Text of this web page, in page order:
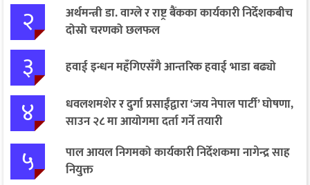
२
अर्थमन्त्री डा. वाग्ले र राष्ट्र बैंकका कार्यकारी निर्देशकबीच
दोस्रो चरणको छलफल
३ हवाई इन्धन महँगिएसँगै आन्तरिक हवाई भाडा बढ्यो
४
धवलशमशेर र दुर्गा प्रसाईंद्वारा ‘जय नेपाल पार्टी’ घोषणा,
साउन २८ मा आयोगमा दर्ता गर्ने तयारी
५
पाल आयल निगमको कार्यकारी निर्देशकमा नागेन्द्र साह
नियुक्त